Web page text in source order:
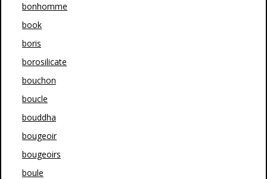
bonhomme
book
boris
borosilicate
bouchon
boucle
bouddha
bougeoir
bougeoirs
boule